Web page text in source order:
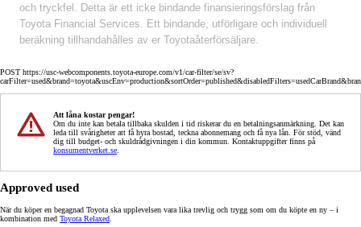
och tryckfel. Detta är ett icke bindande finansieringsförslag från
Toyota Financial Services. Ett bindande, utförligare och individuell
beräkning tillhandahålles av er Toyotaåterförsäljare.
POST https://usc-webcomponents.toyota-europe.com/v1/car-filter/se/sv?
Att låna kostar pengar!
Om du inte kan betala tillbaka skulden i tid riskerar du en betalningsanmärkning. Det kan
leda till svårigheter att få hyra bostad, teckna abonnemang och få nya lån. För stöd, vänd
dig till budget- och skuldrådgivningen i din kommun. Kontaktuppgifter finns på
konsumentverket.se
Approved used
När du köper en begagnad Toyota ska upplevelsen vara lika trevlig och trygg som om du köpte en ny – i
kombination med Toyota Relaxed